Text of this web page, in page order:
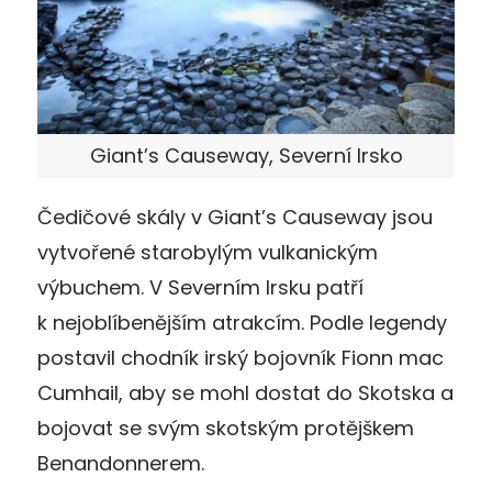
Giant’s Causeway, Severní Irsko
Čedičové skály v Giant’s Causeway jsou
vytvořené starobylým vulkanickým
výbuchem. V Severním Irsku patří
k nejoblíbenějším atrakcím. Podle legendy
postavil chodník irský bojovník Fionn mac
Cumhail, aby se mohl dostat do Skotska a
bojovat se svým skotským protějškem
Benandonnerem.